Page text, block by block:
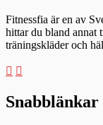
Fitnessfia är en av
hittar du bland annat
träningskläder och
Snabblänkar